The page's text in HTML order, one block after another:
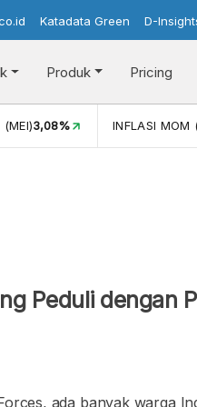
Katadata Green D-
Produk Pricing
(MEI)3,08% INFLASI MOM
Peduli dengan
ada banyak warga